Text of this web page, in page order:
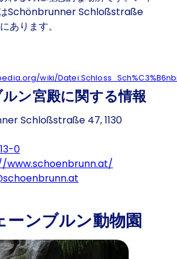
はSchönbrunner Schloßstraße
あります。
wiki/
ン宮殿に関する情報
Schloßstraße 47, 1130
0
www.schoenbrunn.at/
ーンブルン動物園